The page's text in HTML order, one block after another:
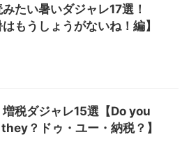
たい暑いダジャレ17選！
はもうしょうがないね！編】
増税ダジャレ15選【Do you
？ドゥ・ユー・納税？】